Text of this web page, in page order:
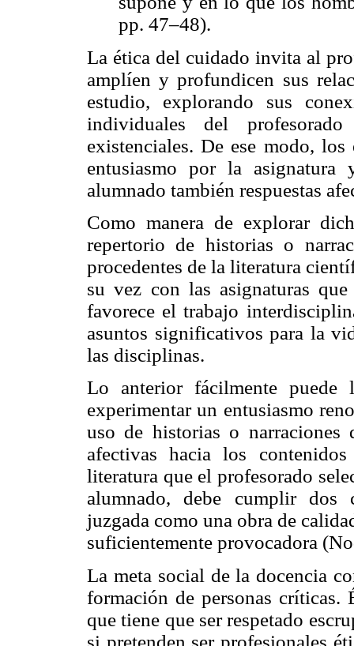
pp. 47–48).
La ética del cuidado invita al
amplíen y profundicen sus
estudio, explorando sus
individuales del
existenciales. De ese modo,
entusiasmo por la
alumnado también respuestas
Como manera de explorar
repertorio de historias o
procedentes de la literatura
su vez con las asignaturas
favorece el trabajo
asuntos significativos para la
las disciplinas.
Lo anterior fácilmente
experimentar un entusiasmo
uso de historias o narraciones
afectivas hacia los
literatura que el profesorado
alumnado, debe cumplir dos
juzgada como una obra de
suficientemente provocadora
La meta social de la docencia
formación de personas
que tiene que ser respetado
si pretenden ser profesionales